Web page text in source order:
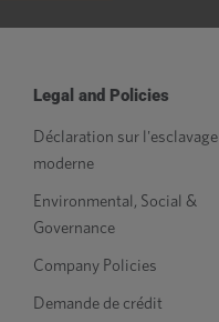
Legal and Policies
Déclaration sur l'esclavage
moderne
Environmental, Social &
Governance
Company Policies
Demande de crédit